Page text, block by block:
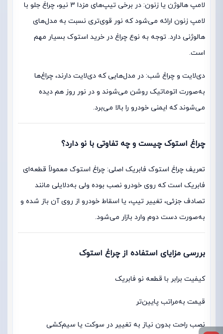
لامپ هالوژن یا زنون: در برخی تیپ‌های مزدا 3 نیو، چراغ جلو با
لامپ زنون ارائه می‌شود که نور قوی‌تری نسبت به مدل‌های
هالوژنی دارد. توجه به نوع چراغ در خرید استوک بسیار مهم
است.
دی‌لایت و چراغ شب: در مدل‌هایی که دی‌لایت دارند، چراغ‌ها
به‌صورت اتوماتیک روشن می‌شوند و در نور روز هم دیده
می‌شوند که ایمنی خودرو را بالا می‌برد.
چراغ استوک چیست و چه تفاوتی با نو دارد؟
تعریف چراغ استوک فابریک اصلی: چراغ استوک معمولاً قطعه‌ای
فابریک است که روی خودرو نصب بوده ولی به‌دلایلی مانند
تصادف جزئی، تغییر تیپ، یا اسقاط خودرو از روی آن باز شده و
به‌صورت دست دوم وارد بازار می‌شود.
بررسی مزایای استفاده از چراغ استوک
کیفیت برابر با قطعه نو فابریک
قیمت به‌مراتب پایین‌تر
نصب راحت بدون نیاز به تغییر در سوکت یا سیم‌کشی